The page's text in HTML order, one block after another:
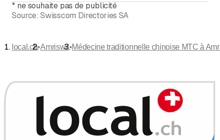
* ne souhaite pas de publicité
Source: Swisscom Directories SA
local.ch•Amriswil•Médecine traditionnelle chinoise MTC à